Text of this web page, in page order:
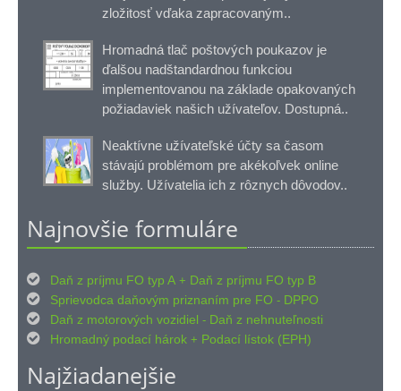
zložitosť vďaka zapracovaným..
Hromadná tlač poštových poukazov je
ďalšou nadštandardnou funkciou
implementovanou na základe opakovaných
požiadaviek našich užívateľov. Dostupná..
Neaktívne užívateľské účty sa časom
stávajú problémom pre akékoľvek online
služby. Užívatelia ich z rôznych dôvodov..
Najnovšie formuláre
 Daň z príjmu FO typ A + Daň z príjmu FO typ B

Sprievodca daňovým priznaním pre FO - DPPO

Daň z motorových vozidiel - Daň z nehnuteľnosti

Hromadný podací hárok + Podací lístok (EPH)
Najžiadanejšie